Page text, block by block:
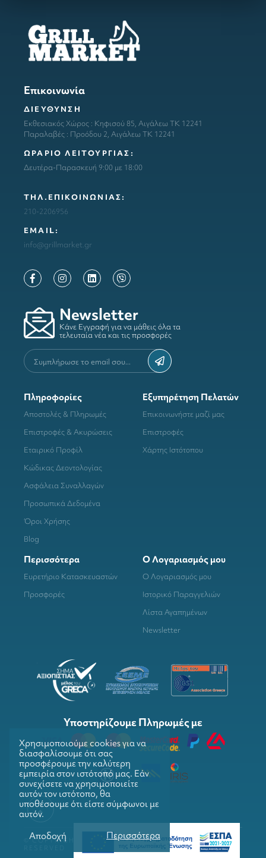
Επικοινωνία
ΔΙΕΥΘΥΝΣΗ
Εκθεσιακός Χώρος : Κηφισού 85, Αιγάλεω ΤΚ 12241
Παραλαβές : Προόδου 2, Αιγάλεω ΤΚ 12241
ΩΡΑΡΙΟ ΛΕΙΤΟΥΡΓΙΑΣ:
Δευτέρα-Παρασκευή 9:00 με 18:00
ΤΗΛ.ΕΠΙΚΟΙΝΩΝΙΑΣ:
210-2206956
ΕΜΑΙL:
info@grillmarket.gr
Newsletter
Κάνε Εγγραφή για να μάθεις όλα τα
τελευταία νέα και τις προσφορές
Πληροφορίες
Αποστολές & Πληρωμές
Επιστροφές & Ακυρώσεις
Εταιρικό Προφίλ
Κώδικας Δεοντολογίας
Ασφάλεια Συναλλαγών
Προσωπικά Δεδομένα
Όροι Χρήσης
Blog
Εξυπηρέτηση Πελατών
Επικοινωνήστε μαζί μας
Επιστροφές
Χάρτης Ιστότοπου
Περισσότερα
Ευρετήριο Κατασκευαστών
Προσφορές
Ο Λογαριασμός μου
Ο Λογαριασμός μου
Ιστορικό Παραγγελιών
Λίστα Αγαπημένων
Newsletter
Υποστηρίζουμε Πληρωμές με
© COPYRIGHTS 2026. GRILLMARKET. ALL RIGHTS
Χρησιμοποιούμε cookies για να
διασφαλίσουμε ότι σας
προσφέρουμε την καλύτερη
εμπειρία στον ιστότοπό μας. Εάν
συνεχίσετε να χρησιμοποιείτε
αυτόν τον ιστότοπο, θα
υποθέσουμε ότι είστε σύμφωνοι με
αυτόν.
Αποδοχή
Περισσότερα